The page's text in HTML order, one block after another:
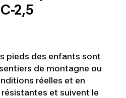
2,5
pieds des enfants sont
de montagne ou
réelles et en
et suivent le